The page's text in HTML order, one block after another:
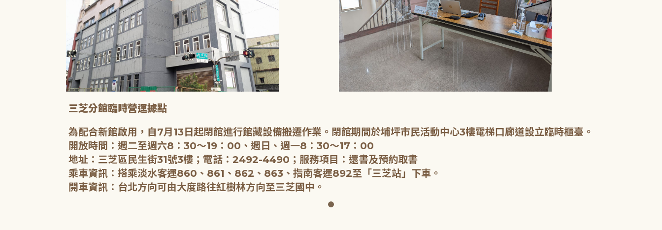
三芝分館臨時營運據點
為配合新館啟用，自7月13日起閉館進行館藏設備搬遷作業。閉館期間於埔坪市民活動中心3樓電梯口廊道設立臨時櫃臺。
開放時間：週二至週六8：30～19：00、週日、週一8：30～17：00
地址：三芝區民生街31號3樓；電話：2492-4490；服務項目：還書及預約取書
乘車資訊：搭乘淡水客運860、861、862、863、指南客運892至「三芝站」下車。
開車資訊：台北方向可由大度路往紅樹林方向至三芝國中。